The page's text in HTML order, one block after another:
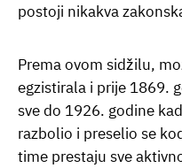
postoji nikakva
Prema ovom sidžilu,
egzistirala i prije 1869.
sve do 1926. godine
razbolio i preselio se
time prestaju sve